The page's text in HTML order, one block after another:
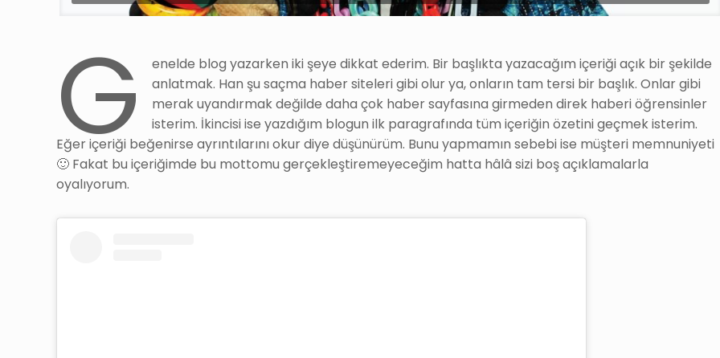
G
enelde blog yazarken iki şeye dikkat ederim. Bir başlıkta yazacağım içeriği açık bir şekilde
anlatmak. Han şu saçma haber siteleri gibi olur ya, onların tam tersi bir başlık. Onlar gibi
merak uyandırmak değilde daha çok haber sayfasına girmeden direk haberi öğrensinler
isterim. İkincisi ise yazdığım blogun ilk paragrafında tüm içeriğin özetini geçmek isterim.
Eğer içeriği beğenirse ayrıntılarını okur diye düşünürüm. Bunu yapmamın sebebi ise müşteri memnuniyeti
🙂 Fakat bu içeriğimde bu mottomu gerçekleştiremeyeceğim hatta hâlâ sizi boş açıklamalarla
oyalıyorum.